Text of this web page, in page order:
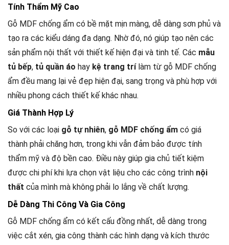
Tính Thẩm Mỹ Cao
Gỗ MDF chống ẩm có bề mặt mịn màng, dễ dàng sơn phủ và
tạo ra các kiểu dáng đa dạng. Nhờ đó, nó giúp tạo nên các
sản phẩm nội thất với thiết kế hiện đại và tinh tế. Các mẫu
tủ bếp, tủ quần áo hay kệ trang trílàm từ gỗ MDF chống
ẩm đều mang lại vẻ đẹp hiện đại, sang trọng và phù hợp với
nhiều phong cách thiết kế khác nhau.
Giá Thành Hợp Lý
So với các loại gỗ tự nhiên, gỗ MDF chống ẩm có giá
thành phải chăng hơn, trong khi vẫn đảm bảo được tính
thẩm mỹ và độ bền cao. Điều này giúp gia chủ tiết kiệm
được chi phí khi lựa chọn vật liệu cho các công trình nội
thất của mình mà không phải lo lắng về chất lượng.
Dễ Dàng Thi Công Và Gia Công
Gỗ MDF chống ẩm có kết cấu đồng nhất, dễ dàng trong
việc cắt xén, gia công thành các hình dạng và kích thước